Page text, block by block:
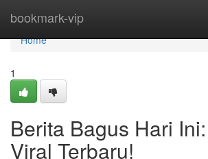
bookmark-vip
Home
Home
1
Berita Bagus Hari
Viral Terbaru!